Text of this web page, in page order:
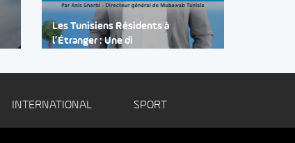
Les Tunisiens Résidents à
l’Étranger : Une di
INTERNATIONAL SPORT